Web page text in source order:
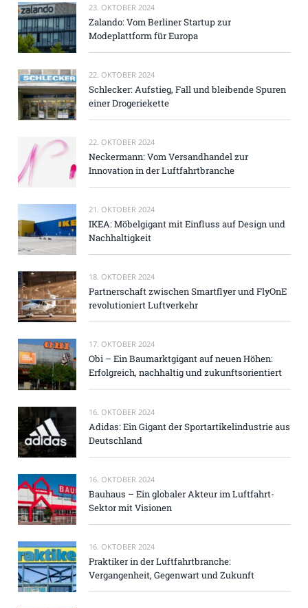
23. OKTOBER 2024
Zalando: Vom Berliner Startup zur
Modeplattform für Europa
22. OKTOBER 2024
Schlecker: Aufstieg, Fall und bleibende Spuren
einer Drogeriekette
22. OKTOBER 2024
Neckermann: Vom Versandhandel zur
Innovation in der Luftfahrtbranche
21. OKTOBER 2024
IKEA: Möbelgigant mit Einfluss auf Design und
Nachhaltigkeit
18. OKTOBER 2024
Partnerschaft zwischen Smartflyer und FlyOnE
revolutioniert Luftverkehr
17. OKTOBER 2024
Obi – Ein Baumarktgigant auf neuen Höhen:
Erfolgreich, nachhaltig und zukunftsorientiert
16. OKTOBER 2024
Adidas: Ein Gigant der Sportartikelindustrie aus
Deutschland
16. OKTOBER 2024
Bauhaus – Ein globaler Akteur im Luftfahrt-
Sektor mit Visionen
16. OKTOBER 2024
Praktiker in der Luftfahrtbranche:
Vergangenheit, Gegenwart und Zukunft